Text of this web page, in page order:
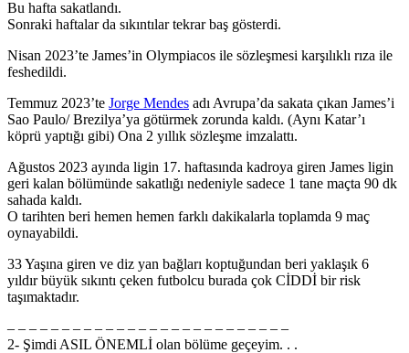
Bu hafta sakatlandı.
Sonraki haftalar da sıkıntılar tekrar baş gösterdi.
Nisan 2023’te James’in Olympiacos ile sözleşmesi karşılıklı rıza ile
feshedildi.
Temmuz 2023’te Jorge Mendes adı Avrupa’da sakata çıkan James’i
Sao Paulo/ Brezilya’ya götürmek zorunda kaldı. (Aynı Katar’ı
köprü yaptığı gibi) Ona 2 yıllık sözleşme imzalattı.
Ağustos 2023 ayında ligin 17. haftasında kadroya giren James ligin
geri kalan bölümünde sakatlığı nedeniyle sadece 1 tane maçta 90 dk
sahada kaldı.
O tarihten beri hemen hemen farklı dakikalarla toplamda 9 maç
oynayabildi.
33 Yaşına giren ve diz yan bağları koptuğundan beri yaklaşık 6
yıldır büyük sıkıntı çeken futbolcu burada çok CİDDİ bir risk
taşımaktadır.
– – – – – – – – – – – – – – – – – – – – – – – – – –
2- Şimdi ASIL ÖNEMLİ olan bölüme geçeyim. . .